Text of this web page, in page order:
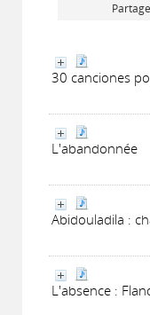
30 canciones
L'abandonnée
Abidouladila :
L'absence :